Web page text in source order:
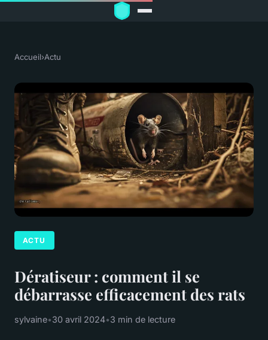
Accueil›Actu
ACTU
Dératiseur : comment il se
débarrasse efficacement des rats
sylvaine•30 avril 2024•3 min de lecture